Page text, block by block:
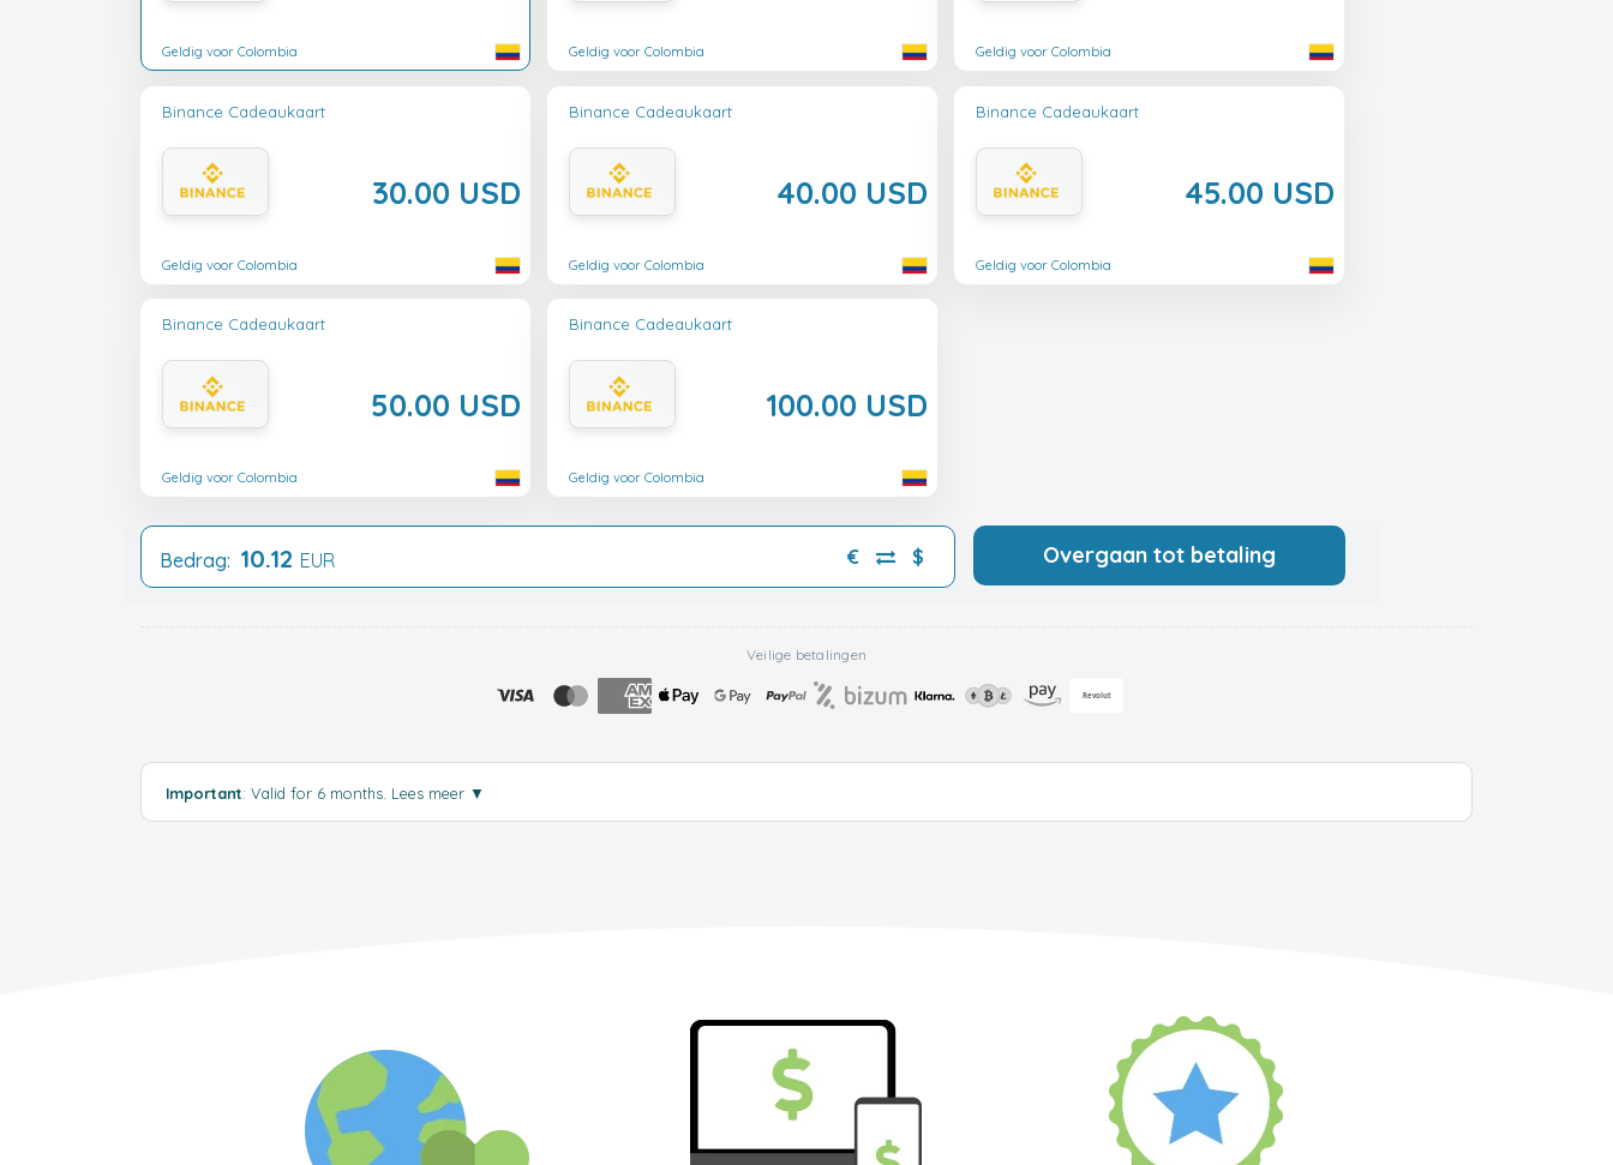
Geldig voor Colombia Geldig voor Colombia Geldig voor Colombia
Binance Cadeaukaart
30.00 USD
Geldig voor Colombia
Binance Cadeaukaart
40.00 USD
Geldig voor Colombia
Binance Cadeaukaart
45.00 USD
Geldig voor Colombia
Binance Cadeaukaart
50.00 USD
Geldig voor Colombia
Binance Cadeaukaart
100.00 USD
Geldig voor Colombia
Bedrag: 10.12 EUR € $ Overgaan tot betaling
Veilige betalingen
Important: Valid for 6 months. Lees meer ▼